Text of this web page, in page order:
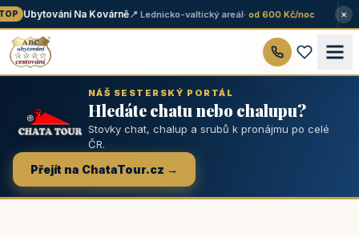
Ubytování Na Kovárně📍 Lednicko-valtický areál· od 600 Kč/noc ×
NÁŠ SESTERSKÝ PORTÁL
Hledáte chatu nebo chalupu?
Stovky chat, chalup a srubů k pronájmu po celé
ČR.
Přejít na ChataTour.cz →